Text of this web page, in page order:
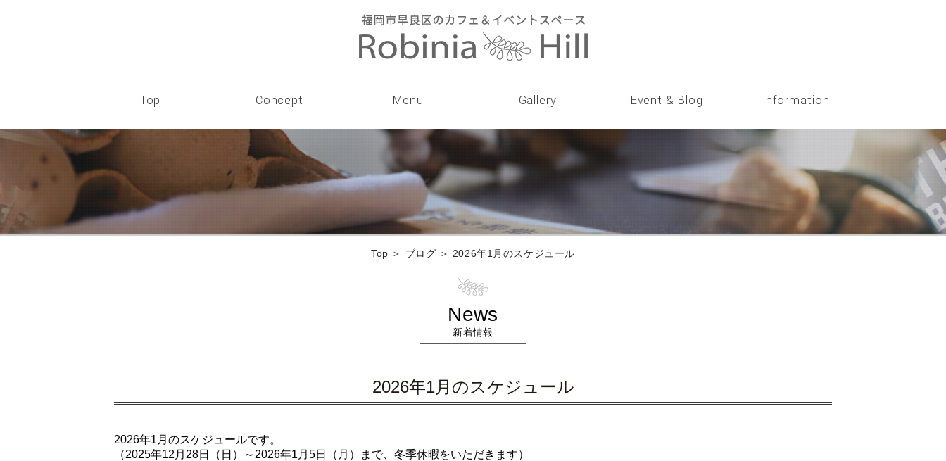
Top Concept Menu Gallery Event & Blog Information
Top ＞ ブログ ＞ 2026年1月のスケジュール
News
新着情報
2026年1月のスケジュール
2026年1月のスケジュールです。
（2025年12月28日（日）～2026年1月5日（月）まで、冬季休暇をいただきます）